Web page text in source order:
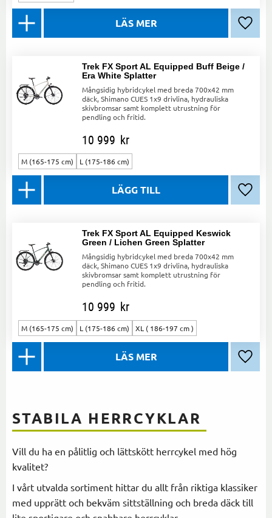
Lägg
Trek FX Sport AL Equipped Buff Beige /
Era White Splatter
Mångsidig hybridcykel med breda 700x42 mm
däck, Shimano CUES 1x9 drivlina, hydrauliska
skivbromsar samt komplett utrustning för
pendling och fritid.
10 999 kr
Lägg
M (165-175 cm) L (175-186 cm)
Trek FX Sport AL Equipped Keswick
Green / Lichen Green Splatter
Mångsidig hybridcykel med breda 700x42 mm
däck, Shimano CUES 1x9 drivlina, hydrauliska
skivbromsar samt komplett utrustning för
pendling och fritid.
10 999 kr
Lägg
M (165-175 cm) L (175-186 cm) XL ( 186-197 cm )
STABILA HERRCYKLAR
Vill du ha en pålitlig och lättskött herrcykel med hög
kvalitet?
I vårt utvalda sortiment hittar du allt från riktiga klassiker
med upprätt och bekväm sittställning och breda däck till